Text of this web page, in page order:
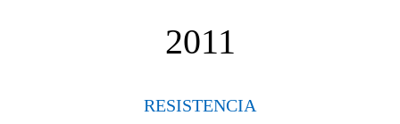
2011
RESISTENCIA